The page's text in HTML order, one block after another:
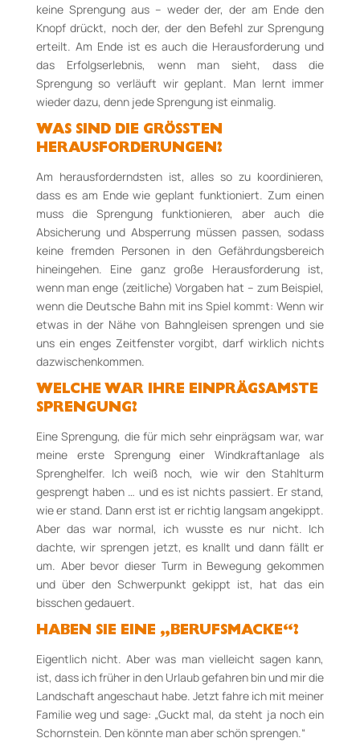
keine Sprengung aus – weder der, der am Ende den
Knopf drückt, noch der, der den Befehl zur Sprengung
erteilt. Am Ende ist es auch die Herausforderung und
das Erfolgserlebnis, wenn man sieht, dass die
Sprengung so verläuft wir geplant. Man lernt immer
wieder dazu, denn jede Sprengung ist einmalig.
WAS SIND DIE GRÖSSTEN H
ERAUSFORDERUNGEN?
Am herausforderndsten ist, alles so zu koordinieren,
dass es am Ende wie geplant funktioniert. Zum einen
muss die Sprengung funktionieren, aber auch die
Absicherung und Absperrung müssen passen, sodass
keine fremden Personen in den Gefährdungsbereich
hineingehen. Eine ganz große Herausforderung ist,
wenn man enge (zeitliche) Vorgaben hat – zum Beispiel,
wenn die Deutsche Bahn mit ins Spiel kommt: Wenn wir
etwas in der Nähe von Bahngleisen sprengen und sie
uns ein enges Zeitfenster vorgibt, darf wirklich nichts
dazwischenkommen.
WELCHE WAR IHRE EINPRÄGSAMSTE
SPRENGUNG?
Eine Sprengung, die für mich sehr einprägsam war, war
meine erste Sprengung einer Windkraftanlage als
Sprenghelfer. Ich weiß noch, wie wir den Stahlturm
gesprengt haben … und es ist nichts passiert. Er stand,
wie er stand. Dann erst ist er richtig langsam angekippt.
Aber das war normal, ich wusste es nur nicht. Ich
dachte, wir sprengen jetzt, es knallt und dann fällt er
um. Aber bevor dieser Turm in Bewegung gekommen
und über den Schwerpunkt gekippt ist, hat das ein
bisschen gedauert.
HABEN SIE EINE „BERUFSMACKE“?
Eigentlich nicht. Aber was man vielleicht sagen kann,
ist, dass ich früher in den Urlaub gefahren bin und mir die
Landschaft angeschaut habe. Jetzt fahre ich mit meiner
Familie weg und sage: „Guckt mal, da steht ja noch ein
Schornstein. Den könnte man aber schön sprengen.“